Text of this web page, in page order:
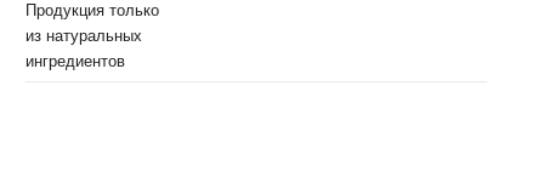
Продукция только
из натуральных
ингредиентов